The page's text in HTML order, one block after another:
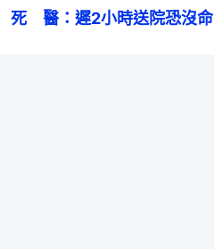
死　醫：遲2小時送院恐沒命